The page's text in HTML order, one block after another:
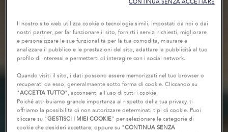
Il nostro sito web utilizza cookie o tecnologie simili, impostati da noi o dai
nostri partner, per far funzionare il sito, fornirti i servizi richiesti, migliorare
e personalizzare le sue funzionalità per la tua comodità, misurare e
analizzare il pubblico e le prestazioni del sito, adattare la pubblicità al tuo
profilo di interessi e permetterti di interagire con i social network.
Quando visiti il sito, i dati possono essere memorizzati nel tuo browser o
recuperati da esso, generalmaente sotto forma di cookie. Cliccando su
"ACCETTA TUTTO", acconsenti all’uso di tutti i cookie.
Poiché attribuiamo grande importanza al rispetto della tua privacy, ti
offriamo la possibilità di non autorizzare determinati tipi di cookie. Puoi
cliccare su "GESTISCI I MIEI COOKIE" per selezionare le categorie di
cookie che desideri accettare, oppure su "CONTINUA SENZA
CONTINUA SENZA ACCETTARE